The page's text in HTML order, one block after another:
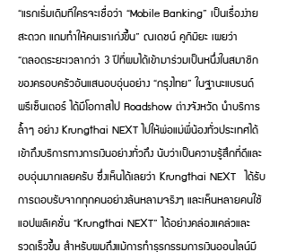
“แรกเริ่มเดิมทีใครจะเชื่อว่า “Mobile Banking” เป็นเรื่องง่าย
สะดวก แถมทำให้คนเราเก่งขึ้น” ณเดชน์ คูกิมิยะ เผยว่า
“ตลอดระยะเวลากว่า 3 ปีที่ผมได้เข้ามาร่วมเป็นหนึ่งในสมาชิก
ของครอบครัวอันแสนอบอุ่นอย่าง “กรุงไทย” ในฐานะแบรนด์
พรีเซ็นเตอร์ ได้มีโอกาสไป Roadshow ต่างจังหวัด นำบริการ
ล้ำๆ อย่าง Krungthai NEXT ไปให้พ่อแม่พี่น้องทั่วประเทศได้
เข้าถึงบริการทางการเงินอย่างทั่วถึง นับว่าเป็นความรู้สึกที่ดีและ
อบอุ่นมากเลยครับ ซึ่งเห็นได้เลยว่า Krungthai NEXT ได้รับ
การตอบรับจากทุกคนอย่างล้นหลามจริงๆ และเห็นหลายคนใช้
แอปพลิเคชั่น “Krungthai NEXT” ได้อย่างคล่องแคล่วและ
รวดเร็วขึ้น สำหรับผมถึงแม้การทำธุรกรรมการเงินออนไลน์มี